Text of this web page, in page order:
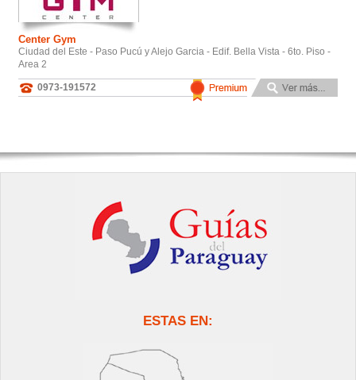
Center Gym
Ciudad del Este - Paso Pucú y Alejo Garcia - Edif. Bella Vista - 6to. Piso -
Area 2
0973-191572
ESTAS EN: